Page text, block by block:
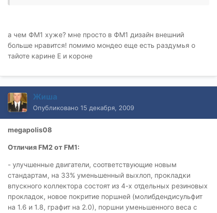
а чем ФМ1 хуже? мне просто в ФМ1 дизайн внешний
больше нравится! помимо мондео еще есть раздумья о
тайоте карине Е и короне
Жиша
Опубликовано 15 декабря, 2009
megapolis08
Отличия FM2 от FM1:
- улучшенные двигатели, соответствующие новым
стандартам, на 33% уменьшенный выхлоп, прокладки
впускного коллектора состоят из 4-х отдельных резиновых
прокладок, новое покритие поршней (молибдендисульфит
на 1.6 и 1.8, графит на 2.0), поршни уменьшенного веса с